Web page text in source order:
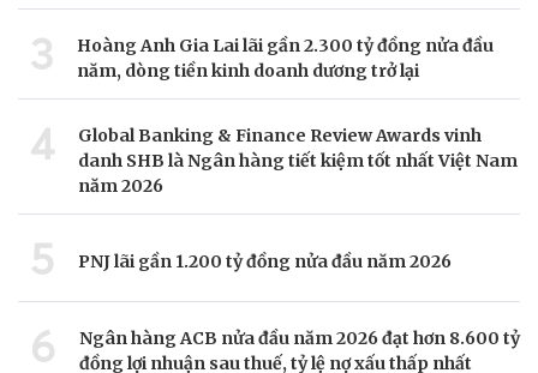
3
Hoàng Anh Gia Lai lãi gần 2.300 tỷ đồng nửa đầu
năm, dòng tiền kinh doanh dương trở lại
4
Global Banking & Finance Review Awards vinh
danh SHB là Ngân hàng tiết kiệm tốt nhất Việt Nam
năm 2026
5 PNJ lãi gần 1.200 tỷ đồng nửa đầu năm 2026
6
Ngân hàng ACB nửa đầu năm 2026 đạt hơn 8.600 tỷ
đồng lợi nhuận sau thuế, tỷ lệ nợ xấu thấp nhất